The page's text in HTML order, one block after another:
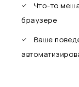
Что-то
браузере
Ваше